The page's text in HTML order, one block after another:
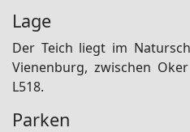
Lage
Der Teich liegt im
Vienenburg, zwischen
L518.
Parken